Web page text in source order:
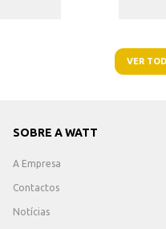
VER
SOBRE A WATT
A Empresa
Contactos
Notícias